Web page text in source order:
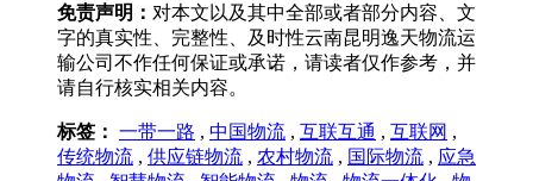
免责声明： 对本文以及其中全部或者部分内容、文
字的真实性、完整性、及时性云南昆明逸天物流运
输公司不作任何保证或承诺，请读者仅作参考，并
请自行核实相关内容。
标签： 一带一路 , 中国物流 , 互联互通 , 互联网 ,
传统物流 , 供应链物流 , 农村物流 , 国际物流 , 应急